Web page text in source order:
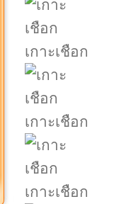
เกาะเชือก
เกาะเชือก
เกาะเชือก